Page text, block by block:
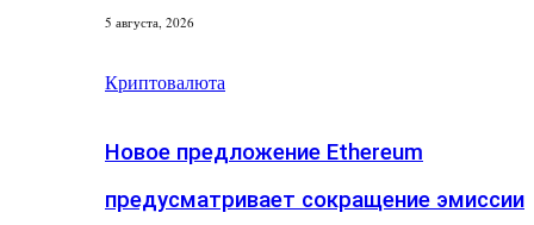
5 августа, 2026
Криптовалюта
Новое предложение Ethereum
предусматривает сокращение эмиссии